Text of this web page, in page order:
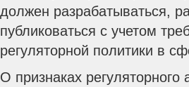
должен разрабатываться,
публиковаться с учетом
регуляторной политики в
О признаках регуляторного